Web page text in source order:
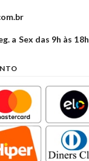
a Sex das 9h às 18h